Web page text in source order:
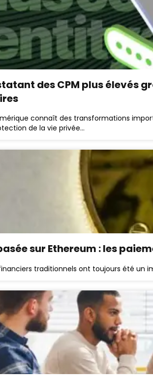
des CPM plus élevés
connaît des transformations
de la vie privée…
sur Ethereum : les
traditionnels ont toujours été un